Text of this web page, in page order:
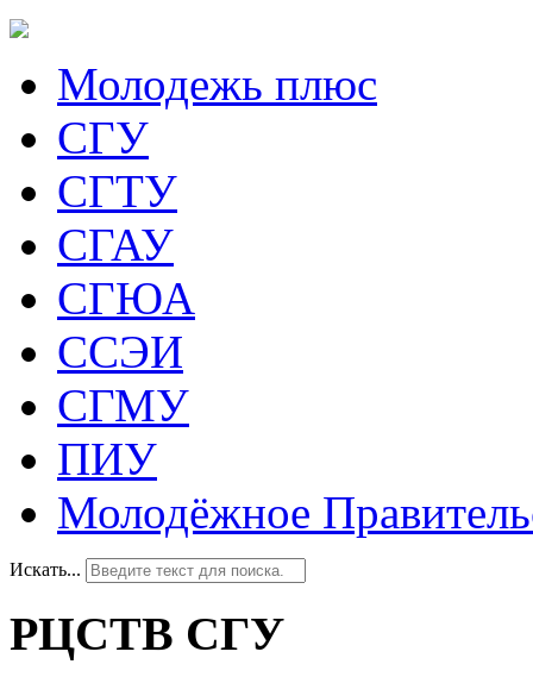
Молодежь плюс
СГУ
СГТУ
СГАУ
СГЮА
ССЭИ
СГМУ
ПИУ
Молодёжное
Искать...
РЦСТВ СГУ